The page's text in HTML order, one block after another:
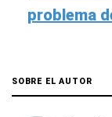
problema
SOBRE EL AUTOR